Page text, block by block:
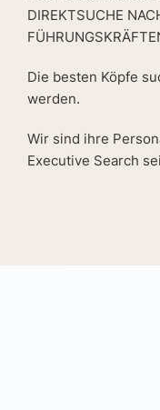
DIREKTSUCHE
Die besten Köpfe
werden.
Wir sind ihre
Executive Search